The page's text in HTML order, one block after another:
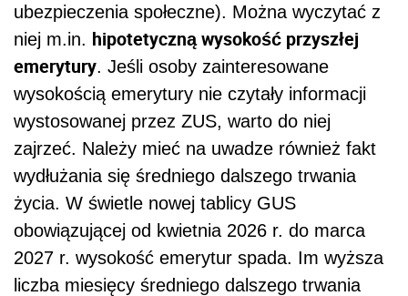
ubezpieczenia społeczne). Można wyczytać z
niej m.in. hipotetyczną wysokość przyszłej
emerytury. Jeśli osoby zainteresowane
wysokością emerytury nie czytały informacji
wystosowanej przez ZUS, warto do niej
zajrzeć. Należy mieć na uwadze również fakt
wydłużania się średniego dalszego trwania
życia. W świetle nowej tablicy GUS
obowiązującej od kwietnia 2026 r. do marca
2027 r. wysokość emerytur spada. Im wyższa
liczba miesięcy średniego dalszego trwania